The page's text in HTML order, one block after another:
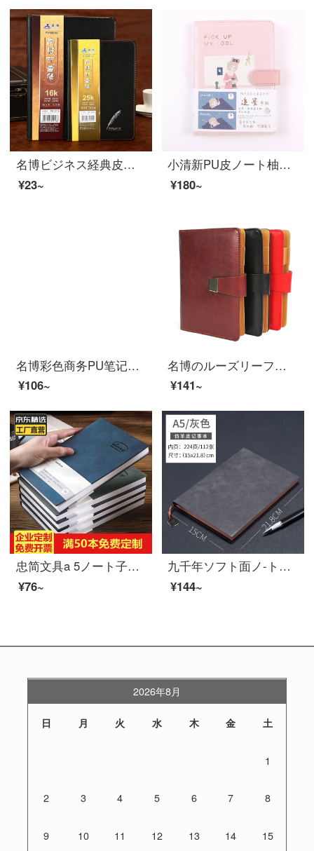
名博ビジネス経典皮面本事務会議メモ帳筆記ノート文具黒9060 K 14.5*8.5 cm
¥23~
小清新PU皮ノート柚子夢幻の星兎B 6マグネットバックル本カラーページ手帳追星-ピンク
¥180~
名博彩色商务PU笔记本学生日记本飘散的蒲公英办公记事本25k/A5 142张 颜色随机指定颜色请咨询
¥106~
名博のルーズリーフの皮の本の復古のルーズリーフのノートのメモ帳はロゴA 6孔の青い色をカスタマイズすることができます。
¥141~
忠简文具a 5ノート子羊パピビウス会议メモ本礼箱プレゼントカスタマイズ可能logo A 5青【単本装】
¥76~
九千年ソフト面ノ-ト子A 5 B 5会議記録本ビジネ皮面大サイズノ-トブロック純色オフ本カスタマイズLOGO 25 K/A 5灰色
¥144~
2026年8月
日 月 火 水 木 金 土
1
2 3 4 5 6 7 8
9 10 11 12 13 14 15